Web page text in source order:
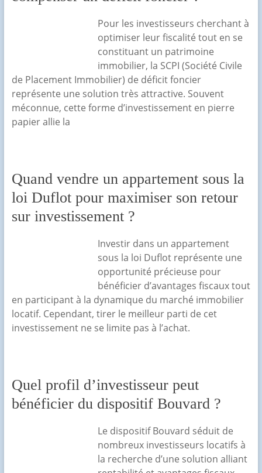
Pour les investisseurs cherchant à
optimiser leur fiscalité tout en se
constituant un patrimoine
immobilier, la SCPI (Société Civile
de Placement Immobilier) de déficit foncier
représente une solution très attractive. Souvent
méconnue, cette forme d’investissement en pierre
papier allie la
Quand vendre un appartement sous la
loi Duflot pour maximiser son retour
sur investissement ?
Investir dans un appartement
sous la loi Duflot représente une
opportunité précieuse pour
bénéficier d’avantages fiscaux tout
en participant à la dynamique du marché immobilier
locatif. Cependant, tirer le meilleur parti de cet
investissement ne se limite pas à l’achat.
Quel profil d’investisseur peut
bénéficier du dispositif Bouvard ?
Le dispositif Bouvard séduit de
nombreux investisseurs locatifs à
la recherche d’une solution alliant